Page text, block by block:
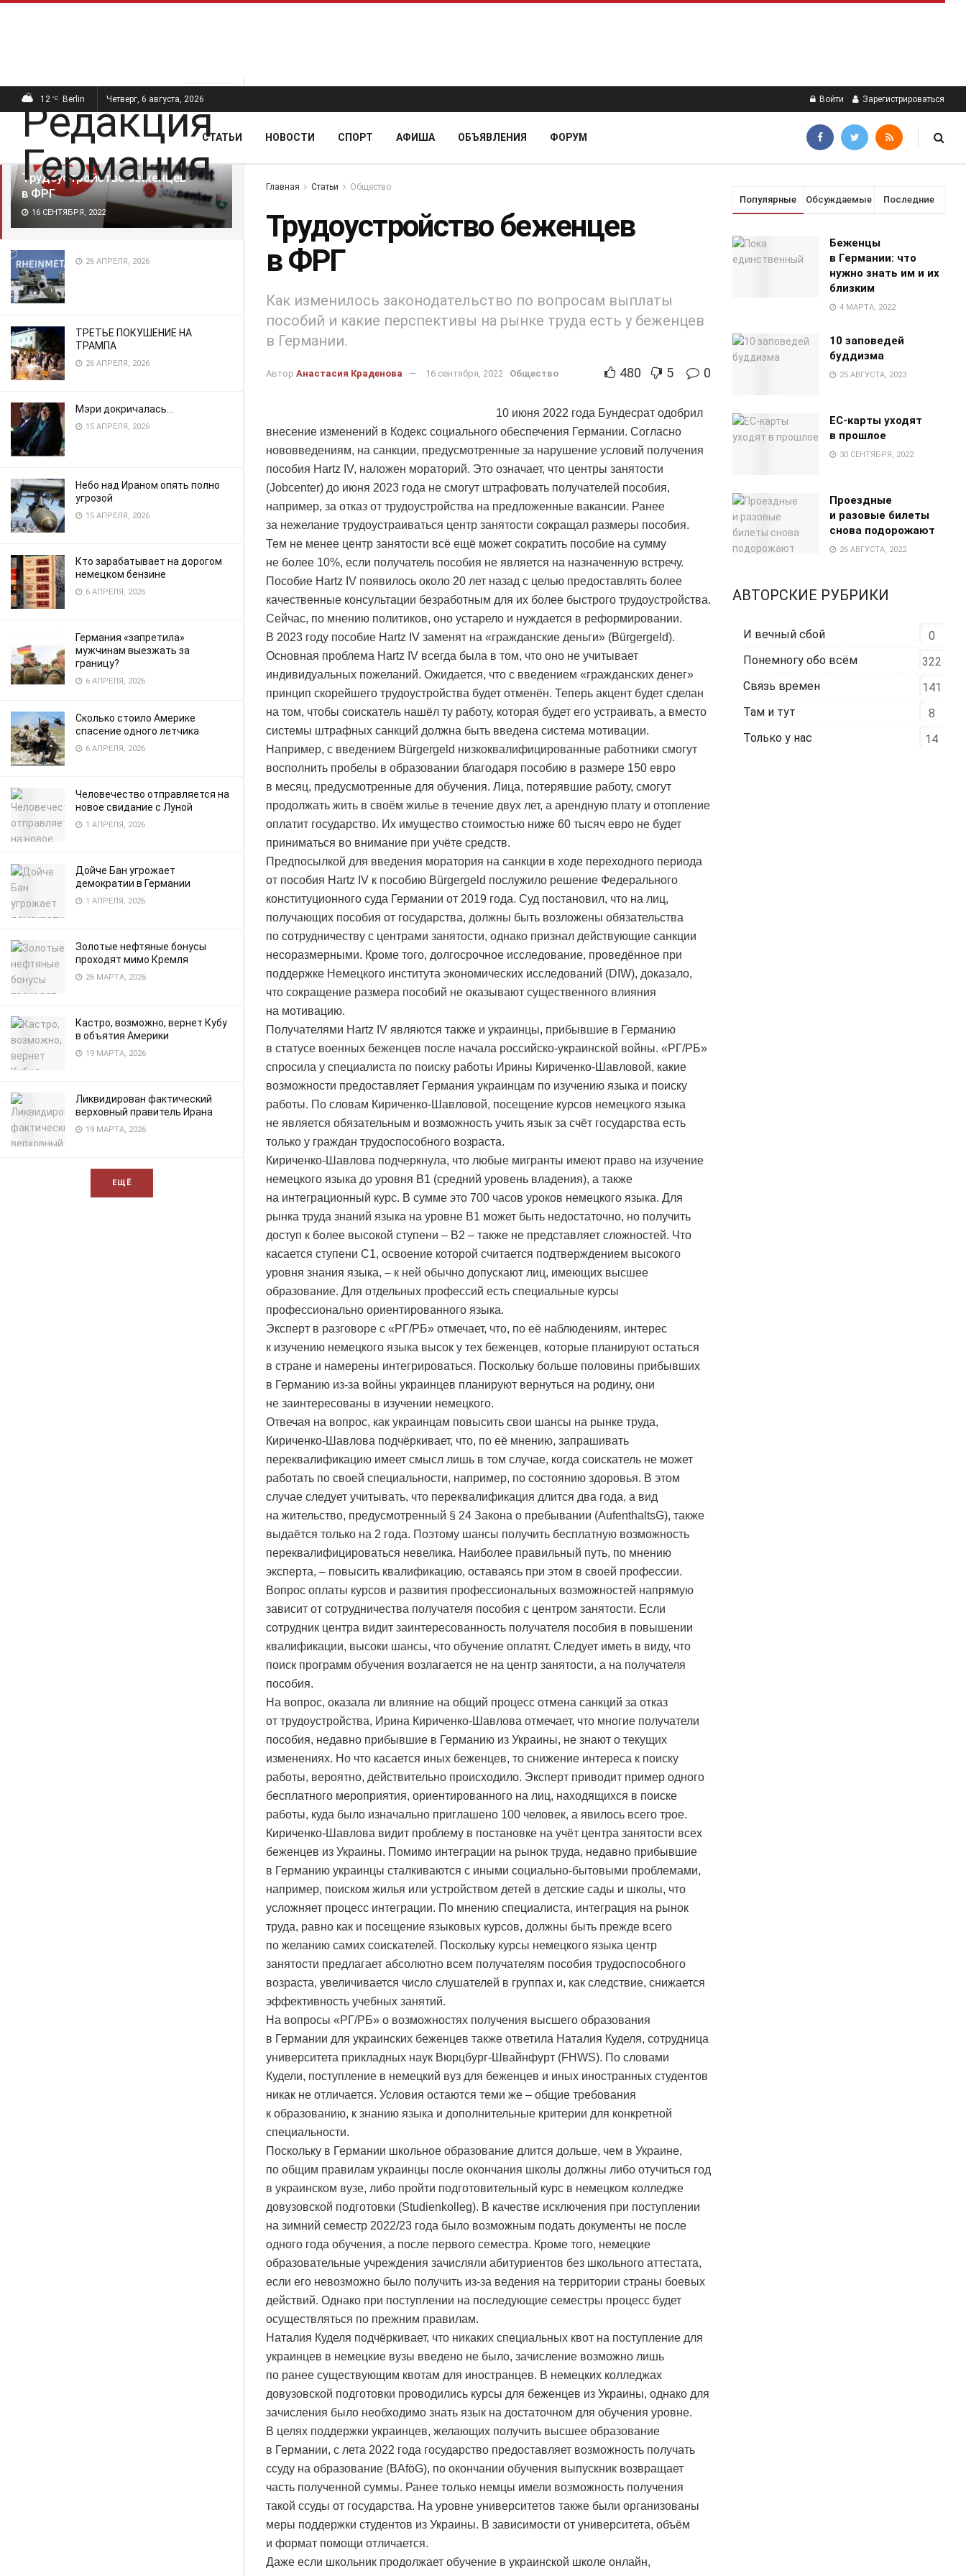
ПОСЛЕДНИЕ
Трудоустройство беженцев
в ФРГ
16 СЕНТЯБРЯ, 2022
26 АПРЕЛЯ, 2026
ТРЕТЬЕ ПОКУШЕНИЕ НА
ТРАМПА
26 АПРЕЛЯ, 2026
Мэри докричалась…
15 АПРЕЛЯ, 2026
Небо над Ираном опять полно
угрозой
15 АПРЕЛЯ, 2026
Кто зарабатывает на дорогом
немецком бензине
6 АПРЕЛЯ, 2026
Германия «запретила»
мужчинам выезжать за
границу?
6 АПРЕЛЯ, 2026
Сколько стоило Америке
спасение одного летчика
6 АПРЕЛЯ, 2026
Человечество отправляется на
новое свидание с Луной
1 АПРЕЛЯ, 2026
Дойче Бан угрожает
демократии в Германии
1 АПРЕЛЯ, 2026
Золотые нефтяные бонусы
проходят мимо Кремля
26 МАРТА, 2026
Кастро, возможно, вернет Кубу
в объятия Америки
19 МАРТА, 2026
Ликвидирован фактический
верховный правитель Ирана
19 МАРТА, 2026
ЕЩЁ
12 °C Berlin Четверг, 6 августа, 2026 Войти Зарегистрироваться
СТАТЬИ НОВОСТИ СПОРТ АФИША ОБЪЯВЛЕНИЯ ФОРУМ
Главная Статьи Общество
Трудоустройство беженцев
в ФРГ
Как изменилось законодательство по вопросам выплаты
пособий и какие перспективы на рынке труда есть у беженцев
в Германии.
Автор Анастасия Краденова 16 сентября, 2022 Общество 480 5 0
10 июня 2022 года Бундесрат одобрил
внесение изменений в Кодекс социального обеспечения Германии. Согласно
нововведениям, на санкции, предусмотренные за нарушение условий получения
пособия Hartz IV, наложен мораторий. Это означает, что центры занятости
(Jobcenter) до июня 2023 года не смогут штрафовать получателей пособия,
например, за отказ от трудоустройства на предложенные вакансии. Ранее
за нежелание трудоустраиваться центр занятости сокращал размеры пособия.
Тем не менее центр занятости всё ещё может сократить пособие на сумму
не более 10%, если получатель пособия не является на назначенную встречу.
Пособие Hartz IV появилось около 20 лет назад с целью предоставлять более
качественные консультации безработным для их более быстрого трудоустройства.
Сейчас, по мнению политиков, оно устарело и нуждается в реформировании.
В 2023 году пособие Hartz IV заменят на «гражданские деньги» (Bürgergeld).
Основная проблема Hartz IV всегда была в том, что оно не учитывает
индивидуальных пожеланий. Ожидается, что с введением «гражданских денег»
принцип скорейшего трудоустройства будет отменён. Теперь акцент будет сделан
на том, чтобы соискатель нашёл ту работу, которая будет его устраивать, а вместо
системы штрафных санкций должна быть введена система мотивации.
Например, с введением Bürgergeld низкоквалифицированные работники смогут
восполнить пробелы в образовании благодаря пособию в размере 150 евро
в месяц, предусмотренные для обучения. Лица, потерявшие работу, смогут
продолжать жить в своём жилье в течение двух лет, а арендную плату и отопление
оплатит государство. Их имущество стоимостью ниже 60 тысяч евро не будет
приниматься во внимание при учёте средств.
Предпосылкой для введения моратория на санкции в ходе переходного периода
от пособия Hartz IV к пособию Bürgergeld послужило решение Федерального
конституционного суда Германии от 2019 года. Суд постановил, что на лиц,
получающих пособия от государства, должны быть возложены обязательства
по сотрудничеству с центрами занятости, однако признал действующие санкции
несоразмерными. Кроме того, долгосрочное исследование, проведённое при
поддержке Немецкого института экономических исследований (DIW), доказало,
что сокращение размера пособий не оказывают существенного влияния
на мотивацию.
Получателями Hartz IV являются также и украинцы, прибывшие в Германию
в статусе военных беженцев после начала российско-украинской войны. «РГ/РБ»
спросила у специалиста по поиску работы Ирины Кириченко-Шавловой, какие
возможности предоставляет Германия украинцам по изучению языка и поиску
работы. По словам Кириченко-Шавловой, посещение курсов немецкого языка
не является обязательным и возможность учить язык за счёт государства есть
только у граждан трудоспособного возраста.
Кириченко-Шавлова подчеркнула, что любые мигранты имеют право на изучение
немецкого языка до уровня B1 (средний уровень владения), а также
на интеграционный курс. В сумме это 700 часов уроков немецкого языка. Для
рынка труда знаний языка на уровне B1 может быть недостаточно, но получить
доступ к более высокой ступени – B2 – также не представляет сложностей. Что
касается ступени C1, освоение которой считается подтверждением высокого
уровня знания языка, – к ней обычно допускают лиц, имеющих высшее
образование. Для отдельных профессий есть специальные курсы
профессионально ориентированного языка.
Эксперт в разговоре с «РГ/РБ» отмечает, что, по её наблюдениям, интерес
к изучению немецкого языка высок у тех беженцев, которые планируют остаться
в стране и намерены интегрироваться. Поскольку больше половины прибывших
в Германию из-за войны украинцев планируют вернуться на родину, они
не заинтересованы в изучении немецкого.
Отвечая на вопрос, как украинцам повысить свои шансы на рынке труда,
Кириченко-Шавлова подчёркивает, что, по её мнению, запрашивать
переквалификацию имеет смысл лишь в том случае, когда соискатель не может
работать по своей специальности, например, по состоянию здоровья. В этом
случае следует учитывать, что переквалификация длится два года, а вид
на жительство, предусмотренный § 24 Закона о пребывании (AufenthaltsG), также
выдаётся только на 2 года. Поэтому шансы получить бесплатную возможность
переквалифицироваться невелика. Наиболее правильный путь, по мнению
эксперта, – повысить квалификацию, оставаясь при этом в своей профессии.
Вопрос оплаты курсов и развития профессиональных возможностей напрямую
зависит от сотрудничества получателя пособия с центром занятости. Если
сотрудник центра видит заинтересованность получателя пособия в повышении
квалификации, высоки шансы, что обучение оплатят. Следует иметь в виду, что
поиск программ обучения возлагается не на центр занятости, а на получателя
пособия.
На вопрос, оказала ли влияние на общий процесс отмена санкций за отказ
от трудоустройства, Ирина Кириченко-Шавлова отмечает, что многие получатели
пособия, недавно прибывшие в Германию из Украины, не знают о текущих
изменениях. Но что касается иных беженцев, то снижение интереса к поиску
работы, вероятно, действительно происходило. Эксперт приводит пример одного
бесплатного мероприятия, ориентированного на лиц, находящихся в поиске
работы, куда было изначально приглашено 100 человек, а явилось всего трое.
Кириченко-Шавлова видит проблему в постановке на учёт центра занятости всех
беженцев из Украины. Помимо интеграции на рынок труда, недавно прибывшие
в Германию украинцы сталкиваются с иными социально-бытовыми проблемами,
например, поиском жилья или устройством детей в детские сады и школы, что
усложняет процесс интеграции. По мнению специалиста, интеграция на рынок
труда, равно как и посещение языковых курсов, должны быть прежде всего
по желанию самих соискателей. Поскольку курсы немецкого языка центр
занятости предлагает абсолютно всем получателям пособия трудоспособного
возраста, увеличивается число слушателей в группах и, как следствие, снижается
эффективность учебных занятий.
На вопросы «РГ/РБ» о возможностях получения высшего образования
в Германии для украинских беженцев также ответила Наталия Куделя, сотрудница
университета прикладных наук Вюрцбург-Швайнфурт (FHWS). По словами
Кудели, поступление в немецкий вуз для беженцев и иных иностранных студентов
никак не отличается. Условия остаются теми же – общие требования
к образованию, к знанию языка и дополнительные критерии для конкретной
специальности.
Поскольку в Германии школьное образование длится дольше, чем в Украине,
по общим правилам украинцы после окончания школы должны либо отучиться год
в украинском вузе, либо пройти подготовительный курс в немецком колледже
довузовской подготовки (Studienkolleg). В качестве исключения при поступлении
на зимний семестр 2022/23 года было возможным подать документы не после
одного года обучения, а после первого семестра. Кроме того, немецкие
образовательные учреждения зачисляли абитуриентов без школьного аттестата,
если его невозможно было получить из-за ведения на территории страны боевых
действий. Однако при поступлении на последующие семестры процесс будет
осуществляться по прежним правилам.
Наталия Куделя подчёркивает, что никаких специальных квот на поступление для
украинцев в немецкие вузы введено не было, зачисление возможно лишь
по ранее существующим квотам для иностранцев. В немецких колледжах
довузовской подготовки проводились курсы для беженцев из Украины, однако для
зачисления было необходимо знать язык на достаточном для обучения уровне.
В целях поддержки украинцев, желающих получить высшее образование
в Германии, с лета 2022 года государство предоставляет возможность получать
ссуду на образование (BAföG), по окончании обучения выпускник возвращает
часть полученной суммы. Ранее только немцы имели возможность получения
такой ссуды от государства. На уровне университетов также были организованы
меры поддержки студентов из Украины. В зависимости от университета, объём
и формат помощи отличается.
Даже если школьник продолжает обучение в украинской школе онлайн,
Популярные Обсуждаемые Последние
Беженцы
в Германии: что
нужно знать им и их
близким
4 МАРТА, 2022
10 заповедей
буддизма
25 АВГУСТА, 2023
EC-карты уходят
в прошлое
30 СЕНТЯБРЯ, 2022
Проездные
и разовые билеты
снова подорожают
26 АВГУСТА, 2022
АВТОРСКИЕ РУБРИКИ
И вечный сбой
0
Понемногу обо всём
322
Связь времен
141
Там и тут
8
Только у нас
14